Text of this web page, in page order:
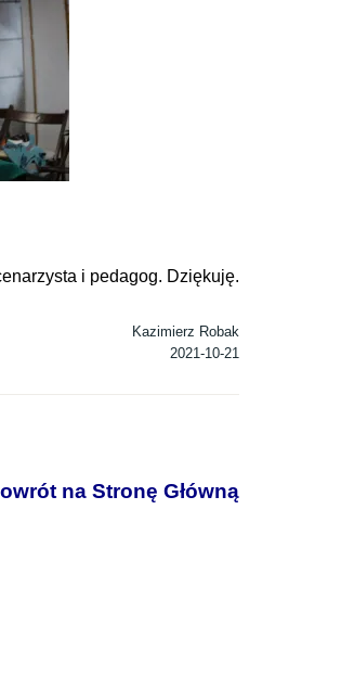
i pedagog. Dziękuję.
Kazimierz Robak
2021-10-21
na Stronę Główną